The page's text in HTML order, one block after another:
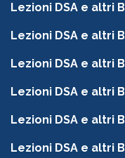
Lezioni DSA e altri
Lezioni DSA e altri
Lezioni DSA e altri
Lezioni DSA e altri
Lezioni DSA e altri
Lezioni DSA e altri